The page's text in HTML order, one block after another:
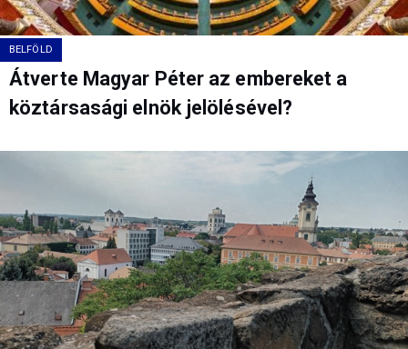
BELFÖLD
Átverte Magyar Péter az embereket a
köztársasági elnök jelölésével?